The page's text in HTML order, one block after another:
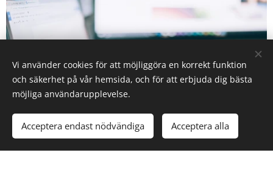
Vi använder cookies för att möjliggöra en korrekt funktion
och säkerhet på vår hemsida, och för att erbjuda dig bästa
möjliga användarupplevelse.
Acceptera endast nödvändiga Acceptera alla